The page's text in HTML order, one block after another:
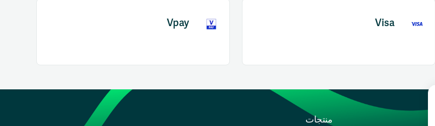
Visa
Vpay
منتجات